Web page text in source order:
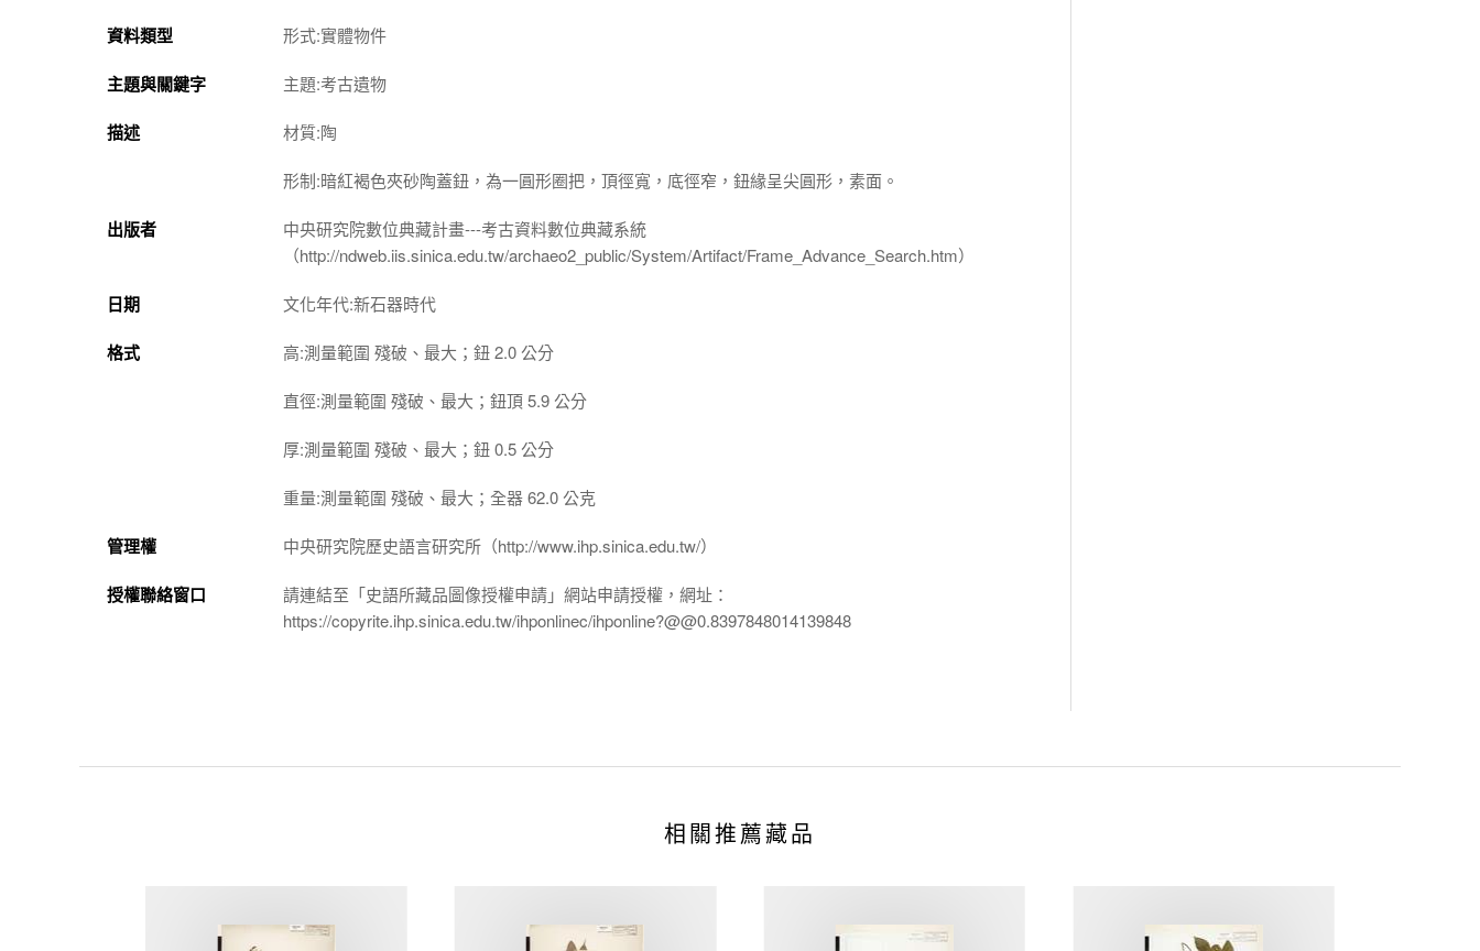
資料類型 形式:實體物件
主題與關鍵字 主題:考古遺物
描述 材質:陶
形制:暗紅褐色夾砂陶蓋鈕，為一圓形圈把，頂徑寬，底徑窄，鈕緣呈尖圓形，素面。
出版者
中央研究院數位典藏計畫---考古資料數位典藏系統
（http://ndweb.iis.sinica.edu.tw/archaeo2_public/System/Artifact/Frame_Advance_Search.htm）
日期 文化年代:新石器時代
格式 高:測量範圍 殘破、最大；鈕 2.0 公分
直徑:測量範圍 殘破、最大；鈕頂 5.9 公分
厚:測量範圍 殘破、最大；鈕 0.5 公分
重量:測量範圍 殘破、最大；全器 62.0 公克
管理權 中央研究院歷史語言研究所（http://www.ihp.sinica.edu.tw/）
授權聯絡窗口
請連結至「史語所藏品圖像授權申請」網站申請授權，網址：
https://copyrite.ihp.sinica.edu.tw/ihponlinec/ihponline?@@0.8397848014139848
相關推薦藏品